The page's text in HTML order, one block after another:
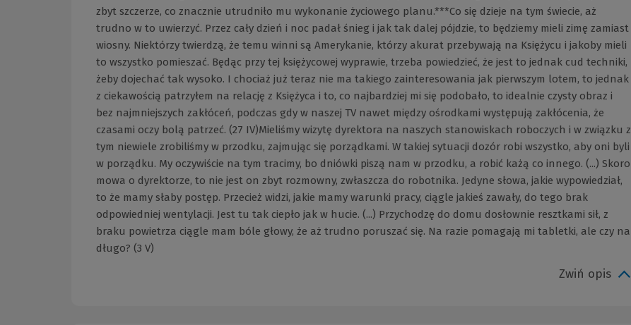
zbyt szczerze, co znacznie utrudniło mu wykonanie życiowego planu.***Co się dzieje na tym świecie, aż
trudno w to uwierzyć. Przez cały dzień i noc padał śnieg i jak tak dalej pójdzie, to będziemy mieli zimę zamiast
wiosny. Niektórzy twierdzą, że temu winni są Amerykanie, którzy akurat przebywają na Księżycu i jakoby mieli
to wszystko pomieszać. Będąc przy tej księżycowej wyprawie, trzeba powiedzieć, że jest to jednak cud techniki,
żeby dojechać tak wysoko. I chociaż już teraz nie ma takiego zainteresowania jak pierwszym lotem, to jednak
z ciekawością patrzyłem na relację z Księżyca i to, co najbardziej mi się podobało, to idealnie czysty obraz i
bez najmniejszych zakłóceń, podczas gdy w naszej TV nawet między ośrodkami występują zakłócenia, że
czasami oczy bolą patrzeć. (27 IV)Mieliśmy wizytę dyrektora na naszych stanowiskach roboczych i w związku z
tym niewiele zrobiliśmy w przodku, zajmując się porządkami. W takiej sytuacji dozór robi wszystko, aby oni byli
w porządku. My oczywiście na tym tracimy, bo dniówki piszą nam w przodku, a robić każą co innego. (...) Skoro
mowa o dyrektorze, to nie jest on zbyt rozmowny, zwłaszcza do robotnika. Jedyne słowa, jakie wypowiedział,
to że mamy słaby postęp. Przecież widzi, jakie mamy warunki pracy, ciągle jakieś zawały, do tego brak
odpowiedniej wentylacji. Jest tu tak ciepło jak w hucie. (...) Przychodzę do domu dosłownie resztkami sił, z
braku powietrza ciągle mam bóle głowy, że aż trudno poruszać się. Na razie pomagają mi tabletki, ale czy na
długo? (3 V)
Zwiń opis